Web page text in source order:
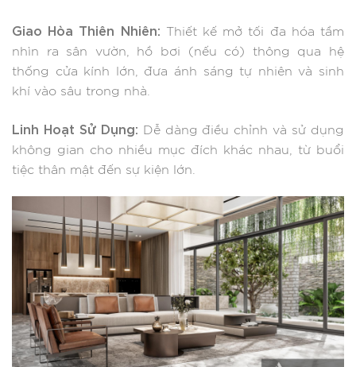
Giao Hòa Thiên Nhiên: Thiết kế mở tối đa hóa tầm
nhìn ra sân vườn, hồ bơi (nếu có) thông qua hệ
thống cửa kính lớn, đưa ánh sáng tự nhiên và sinh
khí vào sâu trong nhà.
Linh Hoạt Sử Dụng: Dễ dàng điều chỉnh và sử dụng
không gian cho nhiều mục đích khác nhau, từ buổi
tiệc thân mật đến sự kiện lớn.